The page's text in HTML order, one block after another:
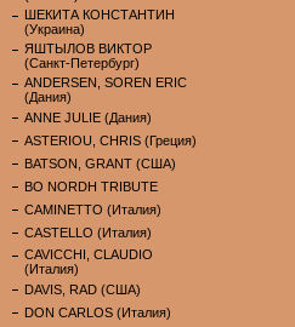
ШЕКИТА КОНСТАНТИН
(Украина)
ЯШТЫЛОВ ВИКТОР
(Санкт-Петербург)
ANDERSEN, SOREN ERIC
(Дания)
ANNE JULIE (Дания)
ASTERIOU, CHRIS (Греция)
BATSON, GRANT (США)
BO NORDH TRIBUTE
CAMINETTO (Италия)
CASTELLO (Италия)
CAVICCHI, CLAUDIO
(Италия)
DAVIS, RAD (США)
DON CARLOS (Италия)